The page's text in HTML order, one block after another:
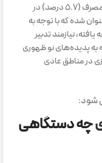
مدیرعامل توانیر در ادامه تاکید کرد: رشد شتابان مصرف (٥.٧ درصد) در
شده که با توجه به
یافته، نیازمند تدبیر
به پدیده‌های نو ظهوری
در مناطق عادی
شود:
چه دستگاهی